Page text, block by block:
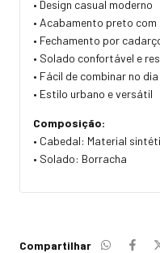
• Design casual moderno
• Acabamento preto
• Fechamento por
• Solado confortável e
• Fácil de combinar no
• Estilo urbano e versátil
Composição:
• Cabedal: Material
• Solado: Borracha
Compartilhar